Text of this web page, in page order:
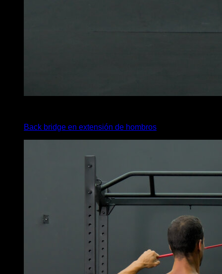
Back bridge en extensión de hombros